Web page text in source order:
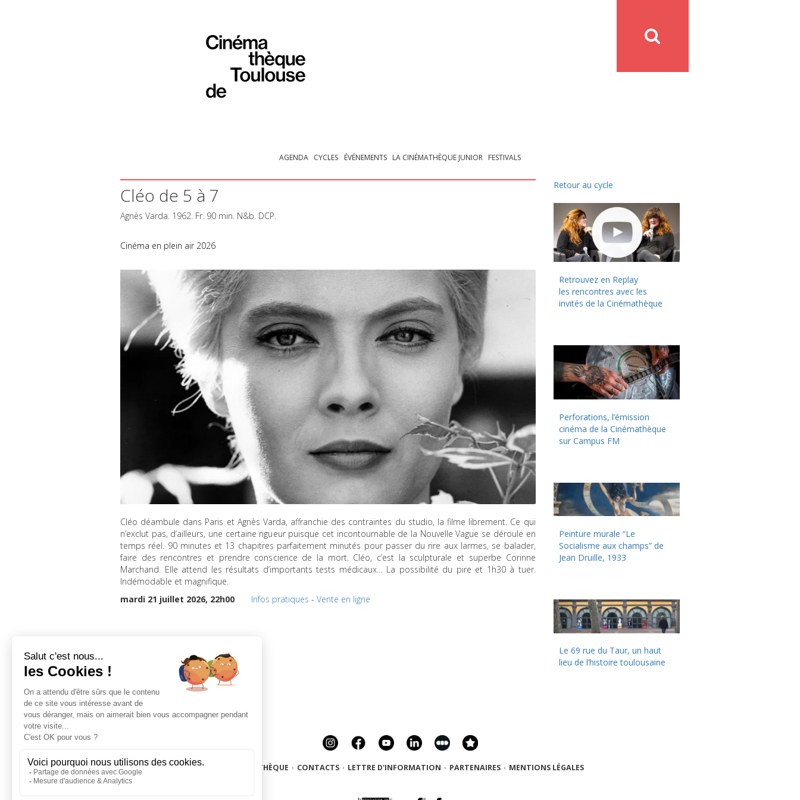
AGENDA CYCLES ÉVÉNEMENTS LA CINÉMATHÈQUE JUNIOR FESTIVALS
Cléo de 5 à 7
Agnès Varda. 1962. Fr. 90 min. N&b. DCP.
Cinéma en plein air 2026
Cléo déambule dans Paris et Agnès Varda, affranchie des contraintes du studio, la filme librement. Ce qui
n’exclut pas, d’ailleurs, une certaine rigueur puisque cet incontournable de la Nouvelle Vague se déroule en
temps réel. 90 minutes et 13 chapitres parfaitement minutés pour passer du rire aux larmes, se balader,
faire des rencontres et prendre conscience de la mort. Cléo, c’est la sculpturale et superbe Corinne
Marchand. Elle attend les résultats d’importants tests médicaux… La possibilité du pire et 1h30 à tuer.
Indémodable et magnifique.
mardi 21 juillet 2026, 22h00
Infos pratiques - Vente en ligne
Retour au cycle
Retrouvez en Replay
les rencontres avec les
invités de la Cinémathèque
Perforations, l’émission
cinéma de la Cinémathèque
sur Campus FM
Peinture murale “Le
Socialisme aux champs” de
Jean Druille, 1933
Le 69 rue du Taur, un haut
lieu de l’histoire toulousaine
LA CINÉMATHÈQUE · CONTACTS · LETTRE D'INFORMATION · PARTENAIRES · MENTIONS LÉGALES